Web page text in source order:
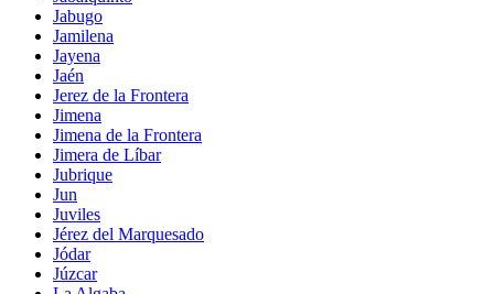
Jabugo
Jamilena
Jayena
Jaén
Jerez de la Frontera
Jimena
Jimena de la Frontera
Jimera de Líbar
Jubrique
Jun
Juviles
Jérez del Marquesado
Jódar
Júzcar